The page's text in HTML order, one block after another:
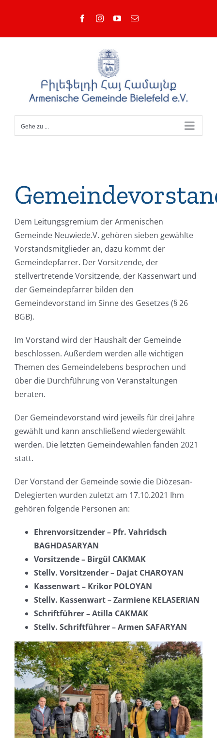
FacebookInstagramYouTube
E-
Gehe zu ...
Dem Leitungsgremium der Armenischen
Gemeinde Neuwiede.V. gehören sieben gewählte
Vorstandsmitglieder an, dazu kommt der
Gemeindepfarrer. Der Vorsitzende, der
stellvertretende Vorsitzende, der Kassenwart und
der Gemeindepfarrer bilden den
Gemeindevorstand im Sinne des Gesetzes (§ 26
BGB).
Im Vorstand wird der Haushalt der Gemeinde
beschlossen. Außerdem werden alle wichtigen
Themen des Gemeindelebens besprochen und
über die Durchführung von Veranstaltungen
beraten.
Der Gemeindevorstand wird jeweils für drei Jahre
gewählt und kann anschließend wiedergewählt
werden. Die letzten Gemeindewahlen fanden 2021
statt.
Der Vorstand der Gemeinde sowie die Diözesan-
Delegierten wurden zuletztam 17.10.2021 Ihm
gehören folgende Personen an:
Ehrenvorsitzender – Pfr. Vahridsch
BAGHDASARYAN
Vorsitzende – Birgül CAKMAK
Stellv. Vorsitzender – Dajat CHAROYAN
Kassenwart – Krikor POLOYAN
Stellv. Kassenwart – Zarmiene KELASERIAN
Schriftführer – Atilla CAKMAK
Stellv. Schriftführer – Armen SAFARYAN